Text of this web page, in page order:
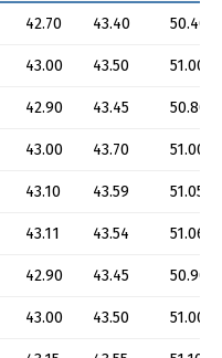
42.70 43.40 50.40
43.00 43.50 51.00
42.90 43.45 50.80
43.00 43.70 51.00
43.10 43.59 51.05
43.11 43.54 51.06
42.90 43.45 50.90
43.00 43.50 51.00